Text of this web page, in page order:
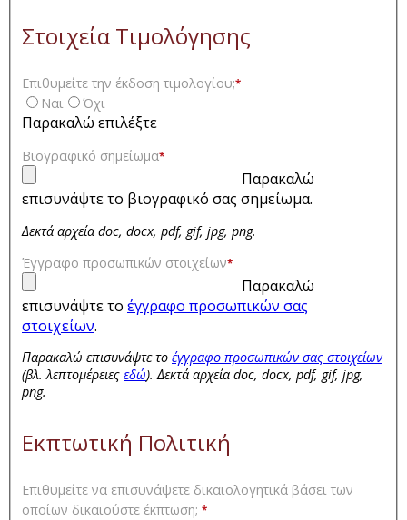
Στοιχεία Τιμολόγησης
Επιθυμείτε την έκδοση τιμολογίου;*
Ναι Όχι
Παρακαλώ επιλέξτε
Βιογραφικό σημείωμα*
Παρακαλώ
επισυνάψτε το βιογραφικό σας σημείωμα.
Δεκτά αρχεία doc, docx, pdf, gif, jpg, png.
Έγγραφο προσωπικών στοιχείων*
Παρακαλώ
επισυνάψτε το έγγραφο προσωπικών σας
στοιχείων.
Παρακαλώ επισυνάψτε το έγγραφο προσωπικών σας στοιχείων
(βλ. λεπτομέρειες εδώ). Δεκτά αρχεία doc, docx, pdf, gif, jpg,
png.
Εκπτωτική Πολιτική
Επιθυμείτε να επισυνάψετε δικαιολογητικά βάσει των
οποίων δικαιούστε έκπτωση; *